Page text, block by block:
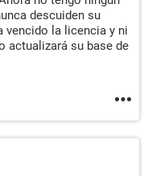
descuiden su
vencido la licencia y ni
actualizará su base de